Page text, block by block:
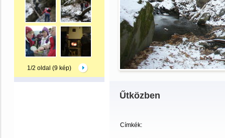
1/2 oldal (9 kép)
Űtközben
Címkék: